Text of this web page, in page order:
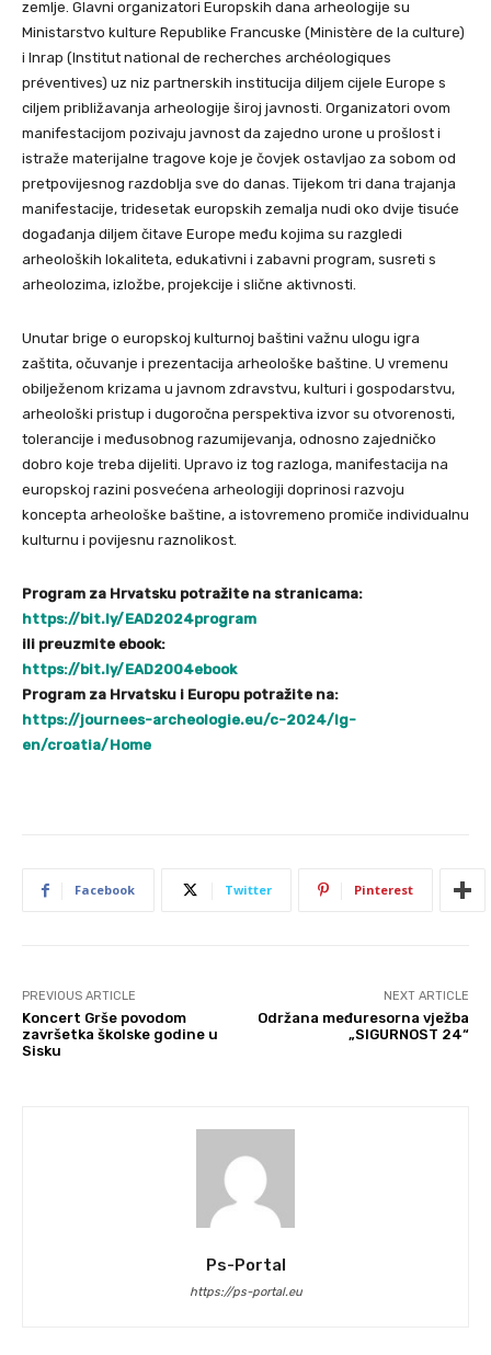
zemlje. Glavni organizatori Europskih dana arheologije su
Ministarstvo kulture Republike Francuske (Ministère de la culture)
i Inrap (Institut national de recherches archéologiques
préventives) uz niz partnerskih institucija diljem cijele Europe s
ciljem približavanja arheologije široj javnosti. Organizatori ovom
manifestacijom pozivaju javnost da zajedno urone u prošlost i
istraže materijalne tragove koje je čovjek ostavljao za sobom od
pretpovijesnog razdoblja sve do danas. Tijekom tri dana trajanja
manifestacije, tridesetak europskih zemalja nudi oko dvije tisuće
događanja diljem čitave Europe među kojima su razgledi
arheoloških lokaliteta, edukativni i zabavni program, susreti s
arheolozima, izložbe, projekcije i slične aktivnosti.
Unutar brige o europskoj kulturnoj baštini važnu ulogu igra
zaštita, očuvanje i prezentacija arheološke baštine. U vremenu
obilježenom krizama u javnom zdravstvu, kulturi i gospodarstvu,
arheološki pristup i dugoročna perspektiva izvor su otvorenosti,
tolerancije i međusobnog razumijevanja, odnosno zajedničko
dobro koje treba dijeliti. Upravo iz tog razloga, manifestacija na
europskoj razini posvećena arheologiji doprinosi razvoju
koncepta arheološke baštine, a istovremeno promiče individualnu
kulturnu i povijesnu raznolikost.
Program za Hrvatsku potražite na stranicama:
https://bit.ly/EAD2024program
ili preuzmite ebook:
https://bit.ly/EAD2004ebook
Program za Hrvatsku i Europu potražite na:
https://journees-archeologie.eu/c-2024/lg-
en/croatia/Home
Facebook Twitter Pinterest
PREVIOUS ARTICLE
Koncert Grše povodom
završetka školske godine u
Sisku
NEXT ARTICLE
Održana međuresorna vježba
„SIGURNOST 24“
Ps-Portal
https://ps-portal.eu